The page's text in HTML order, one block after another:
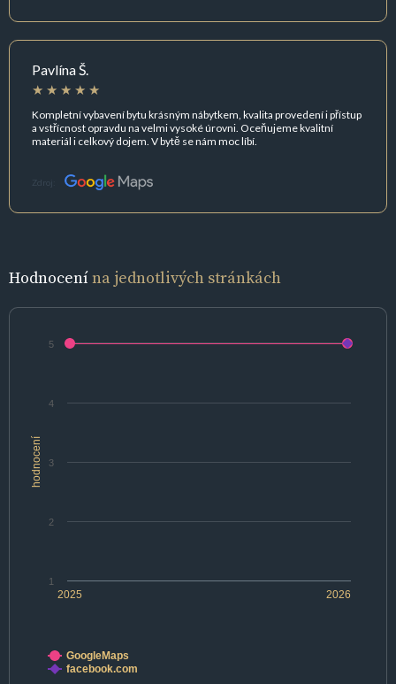
Pavlína Š.
Kompletní vybavení bytu krásným nábytkem, kvalita provedení i přístup
a vstřícnost opravdu na velmi vysoké úrovni. Oceňujeme kvalitní
materiál i celkový dojem. V bytě se nám moc líbí.
Zdroj:
Hodnocenína jednotlivých stránkách
hodnocení
2025 2026
1
2
3
4
5
GoogleMaps
facebook.com